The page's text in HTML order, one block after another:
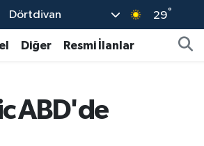
Dörtdivan 29°
Diğer Resmi İlanlar
ABD'de